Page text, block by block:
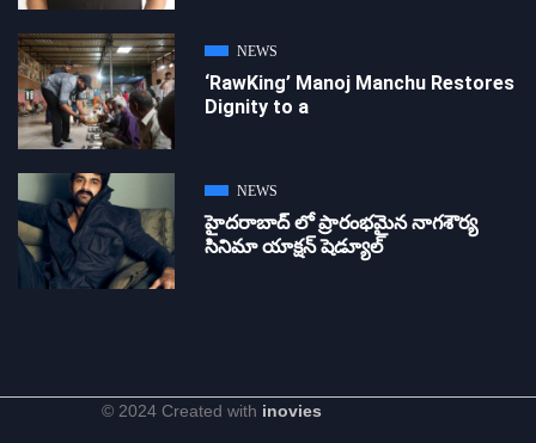
NEWS
‘RawKing’ Manoj Manchu Restores
Dignity to a
NEWS
హైదరాబాద్ లో ప్రారంభమైన నాగశౌర్య
సినిమా యాక్షన్ షెడ్యూల్
© 2024 Created with inovies